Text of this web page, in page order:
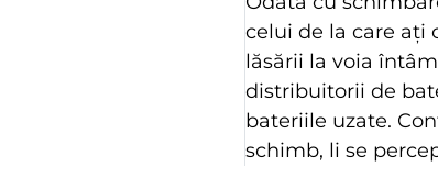
celui de la care aţi
lăsării la voia
distribuitorii de
bateriile uzate.
schimb, li se